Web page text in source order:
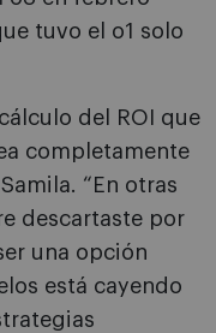
tuvo el o1 solo
del ROI que
completamente
“En otras
descartaste por
una opción
está cayendo